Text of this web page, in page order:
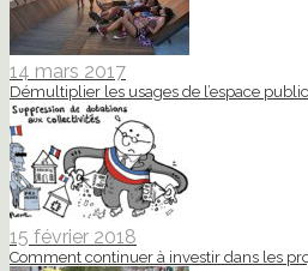
14 mars 2017
Démultiplier les usages de l’espace public
15 février 2018
Comment continuer à investir dans les